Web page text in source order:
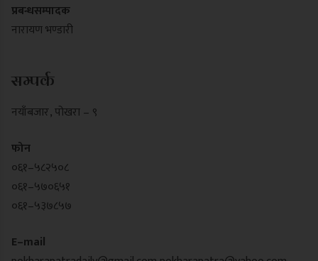
प्रबन्धसम्पादक
नारायण भण्डारी
सम्पर्क
नयाँबजार , पोखरा – ९
फोन
०६१–५८२५०८
०६१–५७०६५१
०६१–५३७८५७
E–mail